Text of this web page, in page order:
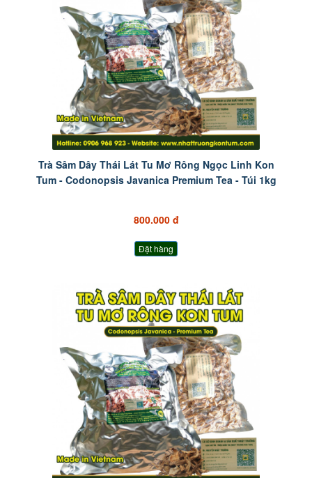
Trà Sâm Dây Thái Lát Tu Mơ Rông Ngọc Linh Kon
Tum - Codonopsis Javanica Premium Tea - Túi 1kg
800.000 đ
Đặt hàng